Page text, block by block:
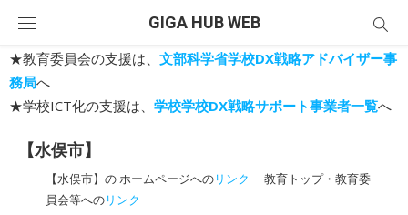
content
GIGA HUB WEB
★教育委員会の支援は、 文部科学省学校DX戦略アドバイザー事
務局へ
★学校ICT化の支援は、 学校学校DX戦略サポート事業者一覧へ
【水俣市】
【水俣市】の ホームページへのリンク
教育トップ・教育委
員会等へのリンク